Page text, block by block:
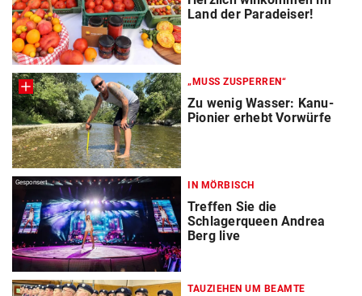
Land der Paradeiser!
„MUSS ZUSPERREN“
Zu wenig Wasser: Kanu-
Pionier erhebt Vorwürfe
Gesponsert IN MÖRBISCH
Treffen Sie die
Schlagerqueen Andrea
Berg live
TAUZIEHEN UM BEAMTE